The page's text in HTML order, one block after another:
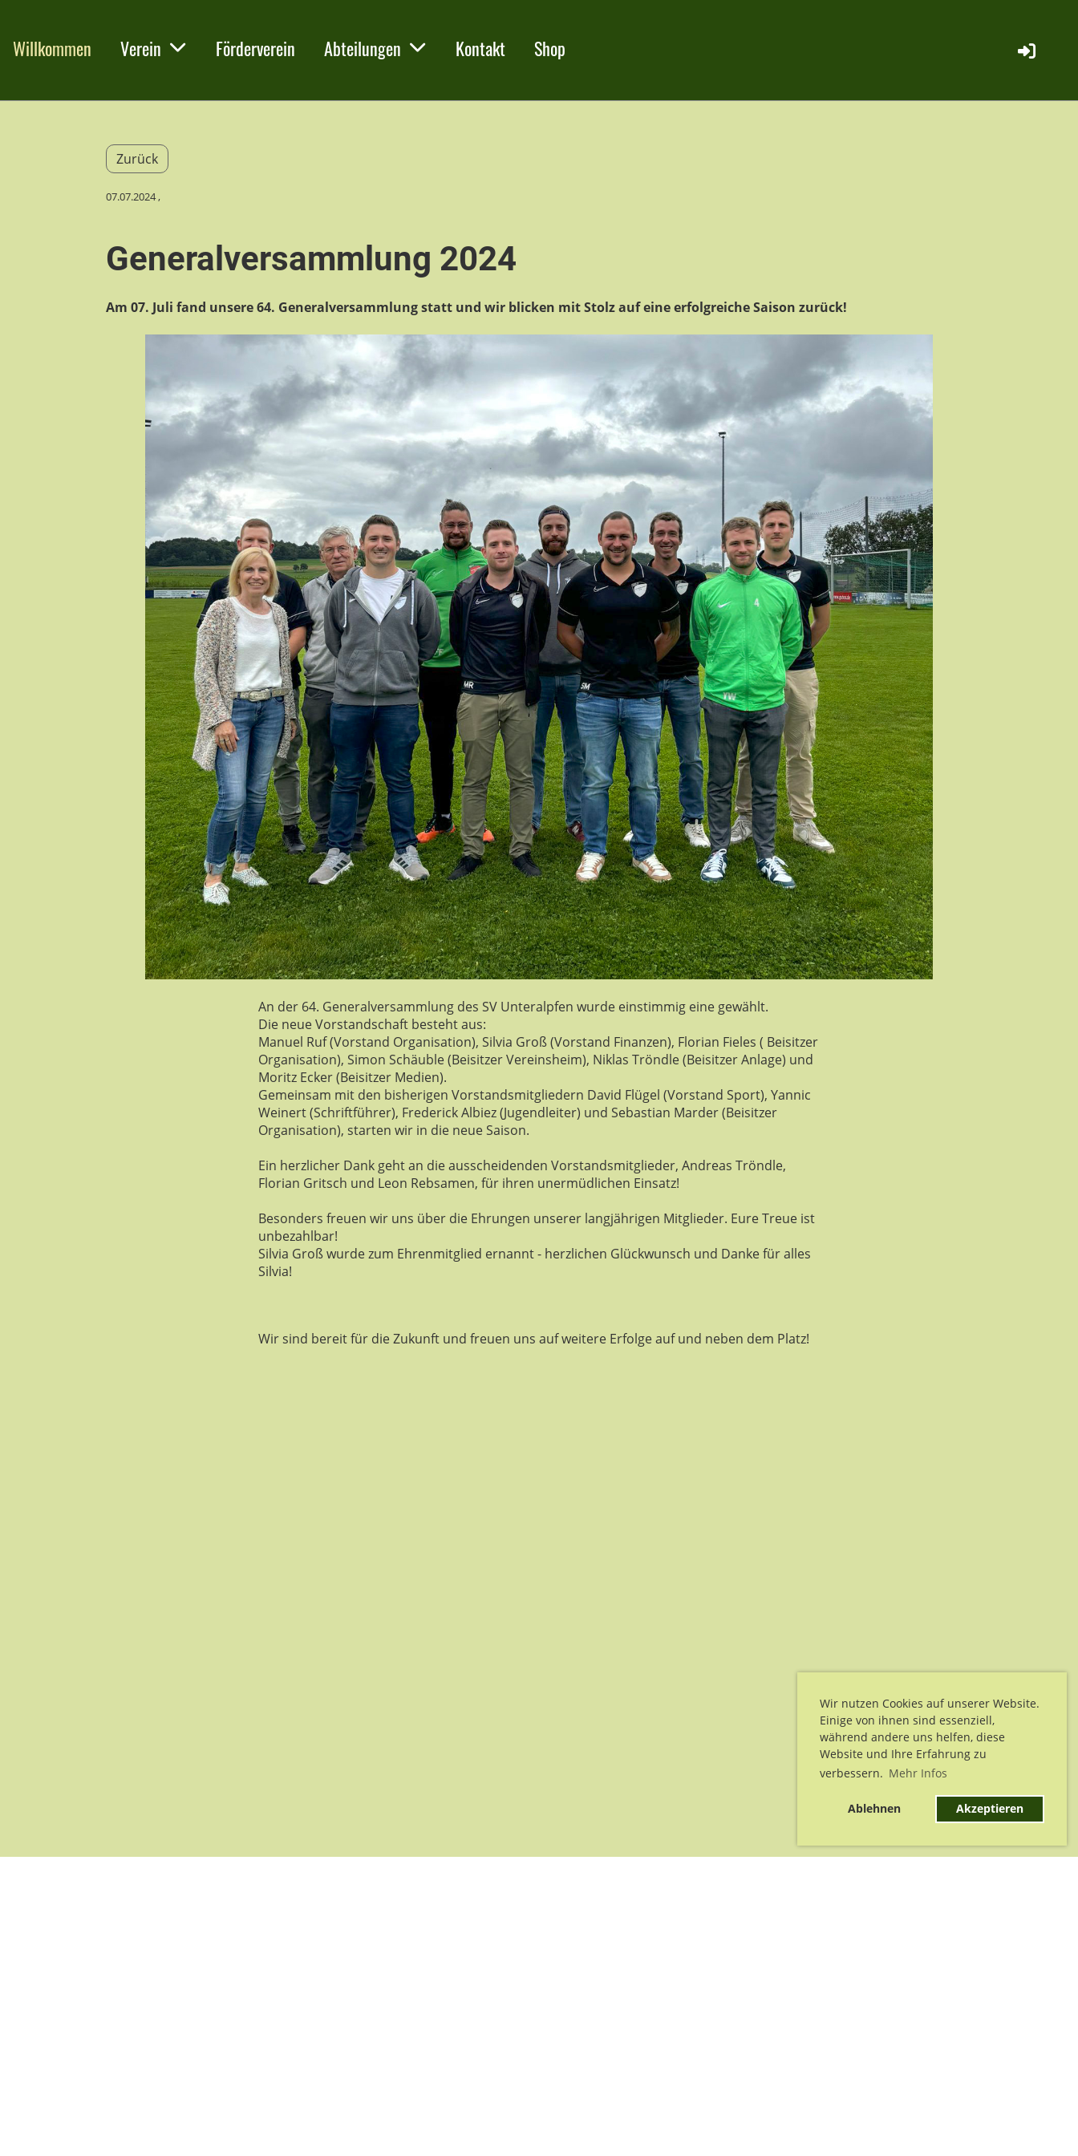
Wir nutzen Cookies auf unserer Website.
Einige von ihnen sind essenziell,
während andere uns helfen, diese
Website und Ihre Erfahrung zu
verbessern. Mehr Infos
Ablehnen Akzeptieren
Willkommen Verein Förderverein Abteilungen Kontakt Shop
Zurück
07.07.2024,
Generalversammlung 2024
Am 07. Juli fand unsere 64. Generalversammlung statt und wir blicken mit Stolz auf eine erfolgreiche Saison zurück!
An der 64. Generalversammlung des SV Unteralpfen wurde einstimmig eine gewählt.
Die neue Vorstandschaft besteht aus:
Manuel Ruf (Vorstand Organisation), Silvia Groß (Vorstand Finanzen), Florian Fieles ( Beisitzer
Organisation), Simon Schäuble (Beisitzer Vereinsheim), Niklas Tröndle (Beisitzer Anlage) und
Moritz Ecker (Beisitzer Medien).
Gemeinsam mit den bisherigen Vorstandsmitgliedern David Flügel (Vorstand Sport), Yannic
Weinert (Schriftführer), Frederick Albiez (Jugendleiter) und Sebastian Marder (Beisitzer
Organisation), starten wir in die neue Saison.
Ein herzlicher Dank geht an die ausscheidenden Vorstandsmitglieder, Andreas Tröndle,
Florian Gritsch und Leon Rebsamen, für ihren unermüdlichen Einsatz!
Besonders freuen wir uns über die Ehrungen unserer langjährigen Mitglieder. Eure Treue ist
unbezahlbar!
Silvia Groß wurde zum Ehrenmitglied ernannt - herzlichen Glückwunsch und Danke für alles
Silvia!
Wir sind bereit für die Zukunft und freuen uns auf weitere Erfolge auf und neben dem Platz!